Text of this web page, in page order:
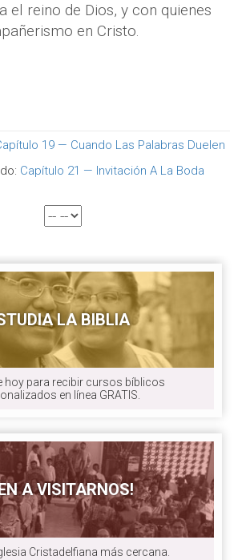
el reino de Dios, y con quienes
en Cristo.
19 — Cuando Las Palabras Duelen
Capítulo 21 — Invitación A La Boda
LA BIBLIA
hoy para recibir cursos bíblicos
en línea GRATIS.
A VISITARNOS!
Cristadelfiana más cercana.